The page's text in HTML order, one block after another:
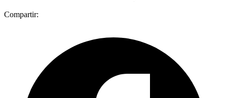
Compartir: